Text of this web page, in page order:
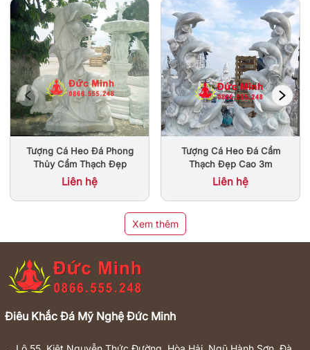
Tượng Cá Heo Đá Phong
Thủy Cẩm Thạch Đẹp
Liên hệ
Tượng Cá Heo Đá Cẩm
Thạch Đẹp Cao 3m
Liên hệ
Xem thêm
Điêu Khắc Đá Mỹ Nghệ Đức Minh